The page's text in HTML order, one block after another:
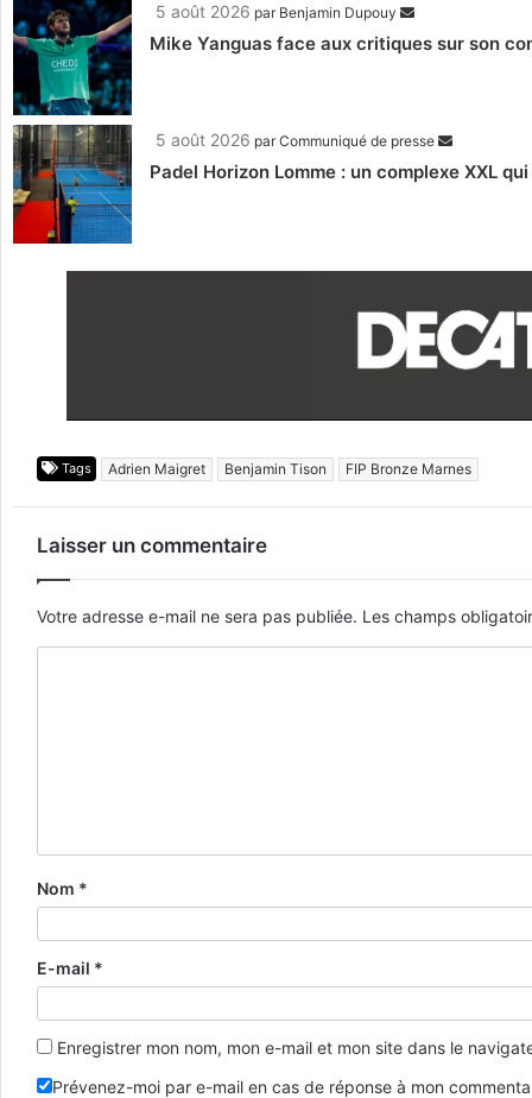
5 août 2026 par Benjamin Dupouy
Mike Yanguas face aux critiques sur son
5 août 2026 parCommuniqué de presse
Padel Horizon Lomme : un complexe XXL
Tags Adrien Maigret Benjamin Tison FIP Bronze Marnes
Laisser un commentaire
Votre adresse e-mail ne sera pas publiée. Les champs
Nom *
E-mail *
Enregistrer mon nom, mon e-mail et mon site dans le
Prévenez-moi par e-mail en cas de réponse à mon